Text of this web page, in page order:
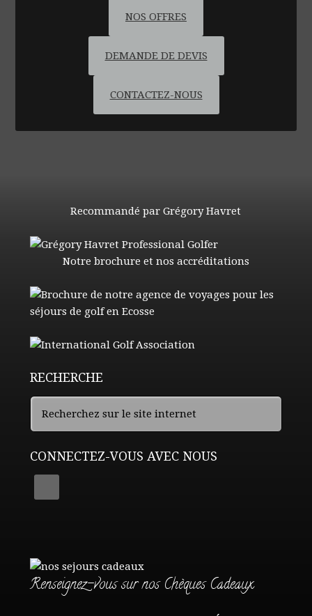
NOS OFFRES
DEMANDE DE DEVIS
CONTACTEZ-NOUS
Recommandé par Grégory Havret
Notre brochure et nos accréditations
RECHERCHE
CONNECTEZ-VOUS AVEC NOUS
Renseignez-vous sur nos Chèques Cadeaux